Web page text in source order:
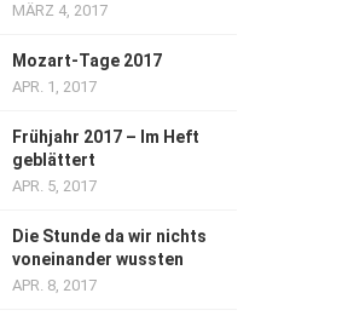
MÄRZ 4, 2017
Mozart-Tage 2017
APR. 1, 2017
Frühjahr 2017 – Im Heft
geblättert
APR. 5, 2017
Die Stunde da wir nichts
voneinander wussten
APR. 8, 2017